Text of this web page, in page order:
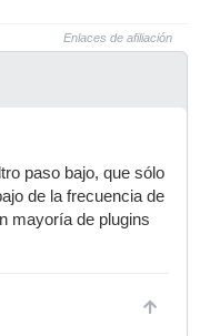
Enlaces de afiliación
paso bajo, que sólo
de la frecuencia de
mayoría de plugins